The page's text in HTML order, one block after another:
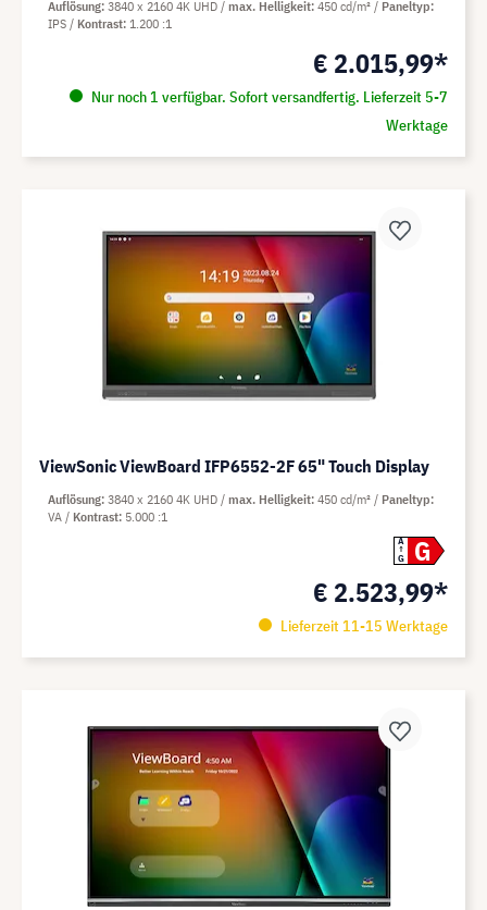
€ 2.015,99*
Nur noch 1 verfügbar. Sofort versandfertig. Lieferzeit 5-7
Werktage
Auflösung 3840 x 2160 4K UHD max. Helligkeit 450 cd/m²
Paneltyp
IPS
Kontrast 1.200 :1
ViewSonic ViewBoard IFP6552-2F 65" Touch Display
A
G
G
€ 2.523,99*
Lieferzeit 11-15 Werktage
Auflösung 3840 x 2160 4K UHD max. Helligkeit 450 cd/m²
Paneltyp
VA
Kontrast 5.000 :1